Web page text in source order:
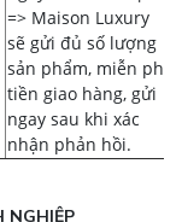
=> Maison Luxury
sẽ gửi đủ số lượng
sản phẩm, miễn phí
tiền giao hàng, gửi
ngay sau khi xác
nhận phản hồi.
NGHIỆP